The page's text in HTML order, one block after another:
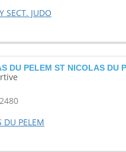
SECT. JUDO
DU PELEM ST NICOLAS DU
DU PELEM